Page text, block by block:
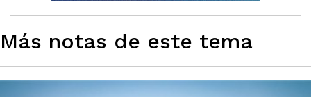
Más notas de este tema